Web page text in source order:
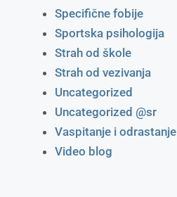
Specifične fobije
Sportska psihologija
Strah od škole
Strah od vezivanja
Uncategorized
Uncategorized @sr
Vaspitanje i odrastanje
Video blog